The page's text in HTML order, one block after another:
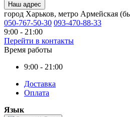
Наш адрес
город Харьков, метро Армейская
050-767-50-30 093-470-88-33
9:00 - 21:00
Перейти в контакты
Время работы
9:00 - 21:00
Доставка
Оплата
Язык